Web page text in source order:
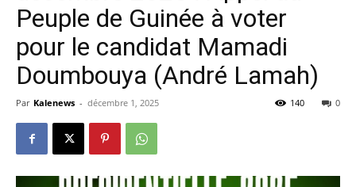
Peuple de Guinée à voter
pour le candidat Mamadi
Doumbouya (André Lamah)
Par Kalenews - décembre 1, 2025 0
140